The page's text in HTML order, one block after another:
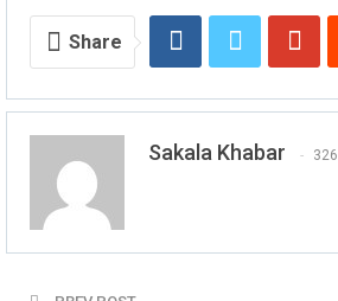
Share
Sakala Khabar